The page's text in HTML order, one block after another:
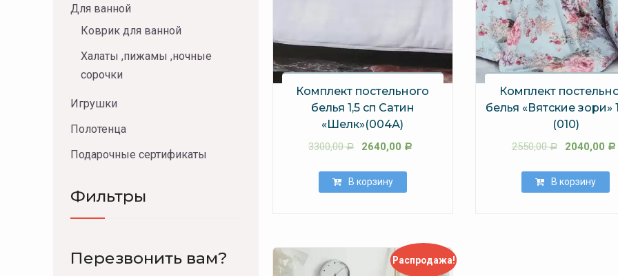
Комплект постельного
белья 1,5 сп Сатин
«Шелк»(004А)
3300,00Р 2640,00 Р
В корзину
Комплект
белья «Вятские зори»
(010)
2550,00Р 2040,00 Р
В корзину
Распродажа!
Для ванной
Коврик для ванной
Халаты ,пижамы ,ночные
сорочки
Игрушки
Полотенца
Подарочные сертификаты
Фильтры
Перезвонить вам?